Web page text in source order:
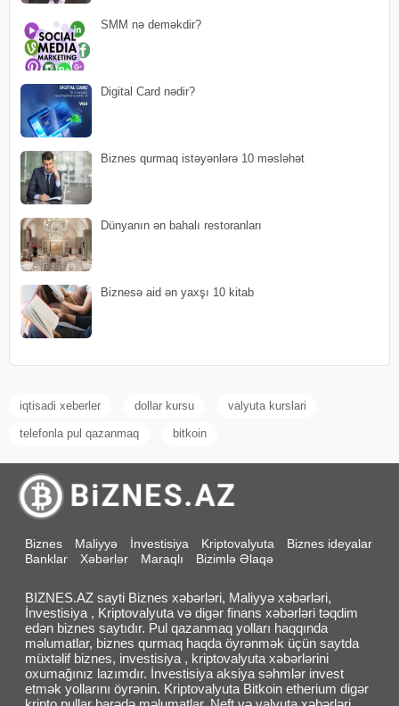
SMM nə deməkdir?
Digital Card nədir?
Biznes qurmaq istəyənlərə 10 məsləhət
Dünyanın ən bahalı restoranları
Biznesə aid ən yaxşı 10 kitab
iqtisadi xeberler dollar kursu valyuta kurslari
telefonla pul qazanmaq bitkoin
Biznes Maliyyə İnvestisiya Kriptovalyuta
Biznes ideyalar
Banklar
Xəbərlər Maraqlı Bizimlə Əlaqə
BIZNES.AZ sayti Biznes xəbərləri, Maliyyə xəbərləri,
İnvestisiya , Kriptovalyuta və digər finans xəbərləri təqdim
edən biznes saytıdır. Pul qazanmaq yolları haqqında
məlumatlar, biznes qurmaq haqda öyrənmək üçün saytda
müxtəlif biznes, investisiya , kriptovalyuta xəbərlərini
oxumağınız lazımdır. İnvestisiya aksiya səhmlər invest
etmək yollarını öyrənin. Kriptovalyuta Bitkoin etherium digər